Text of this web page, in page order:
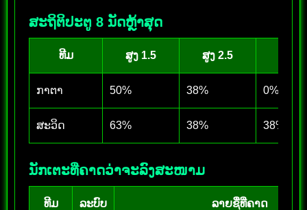
ສະຖິຕິປະຕູ 8 ນັດຫຼ້າສຸດ
ທີມ ສູງ 1.5 ສູງ 2.5
ກາຕາ 50% 38% 0%
ສະວິດ 63% 38% 38%
ນັກເຕະທີ່ຄາດວ່າຈະລົງສະໜາມ
ທີມ ລະບົບ ລາຍຊື່ທີ່ຄາດ